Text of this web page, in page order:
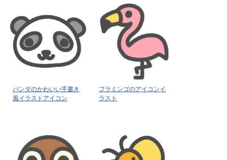
パンダのかわいい手書き
風イラストアイコン
フラミンゴのアイコンイ
ラスト